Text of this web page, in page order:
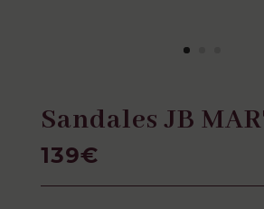
Sandales JB
139€